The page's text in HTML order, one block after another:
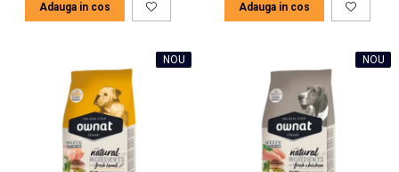
Adauga in cos Adauga in cos
NOU NOU